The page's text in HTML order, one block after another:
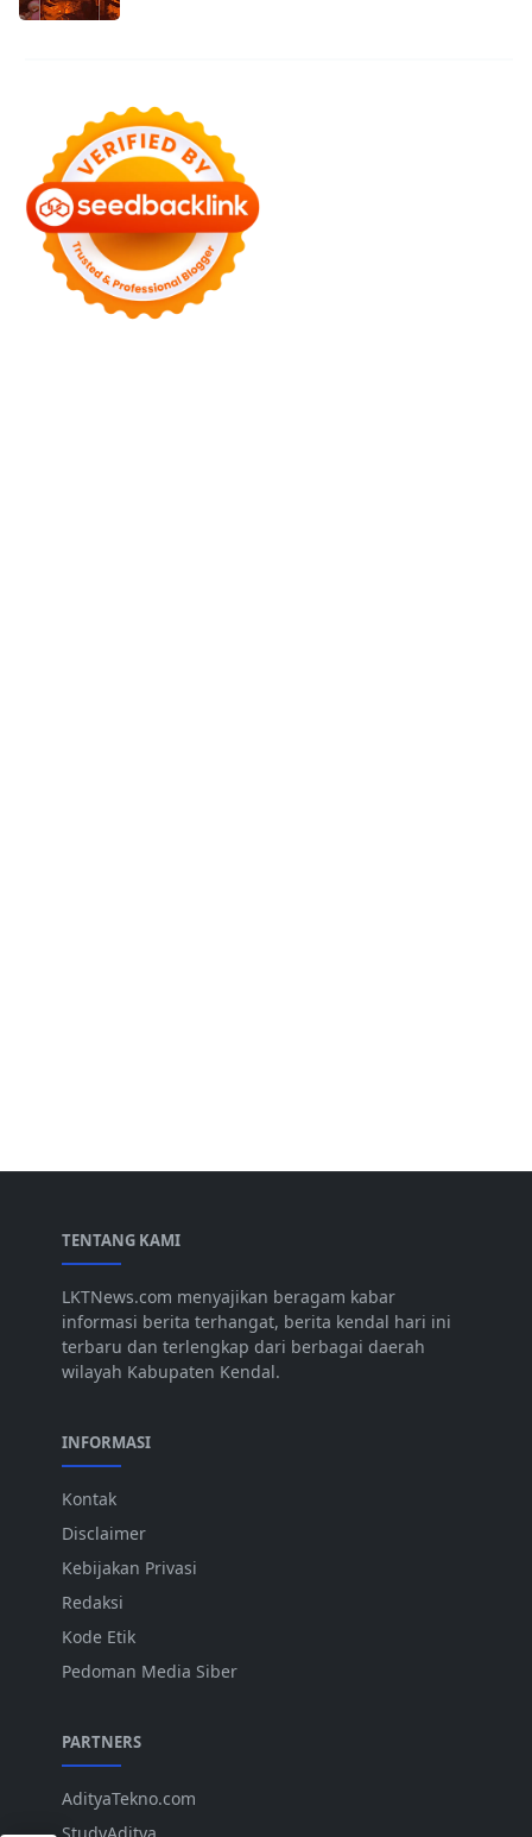
TENTANG KAMI
LKTNews.com menyajikan beragam kabar
informasi berita terhangat, berita kendal hari ini
terbaru dan terlengkap dari berbagai daerah
wilayah Kabupaten Kendal.
INFORMASI
Kontak
Disclaimer
Kebijakan Privasi
Redaksi
Kode Etik
Pedoman Media Siber
PARTNERS
AdityaTekno.com